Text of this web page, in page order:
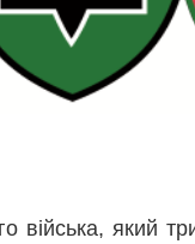
війська, який